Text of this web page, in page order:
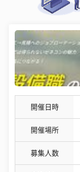
開催日時
開催場所
募集人数